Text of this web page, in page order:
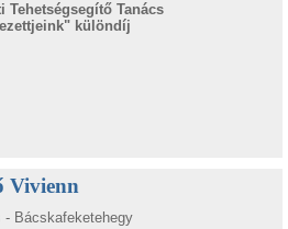
Tehetségsegítő Tanács
különdíj
Vivienn
- Bácskafeketehegy